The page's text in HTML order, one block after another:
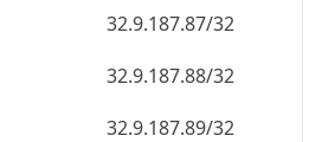
32.9.187.87/32
32.9.187.88/32
32.9.187.89/32